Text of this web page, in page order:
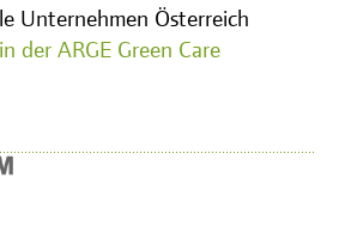
Unternehmen Österreich
der ARGE Green Care